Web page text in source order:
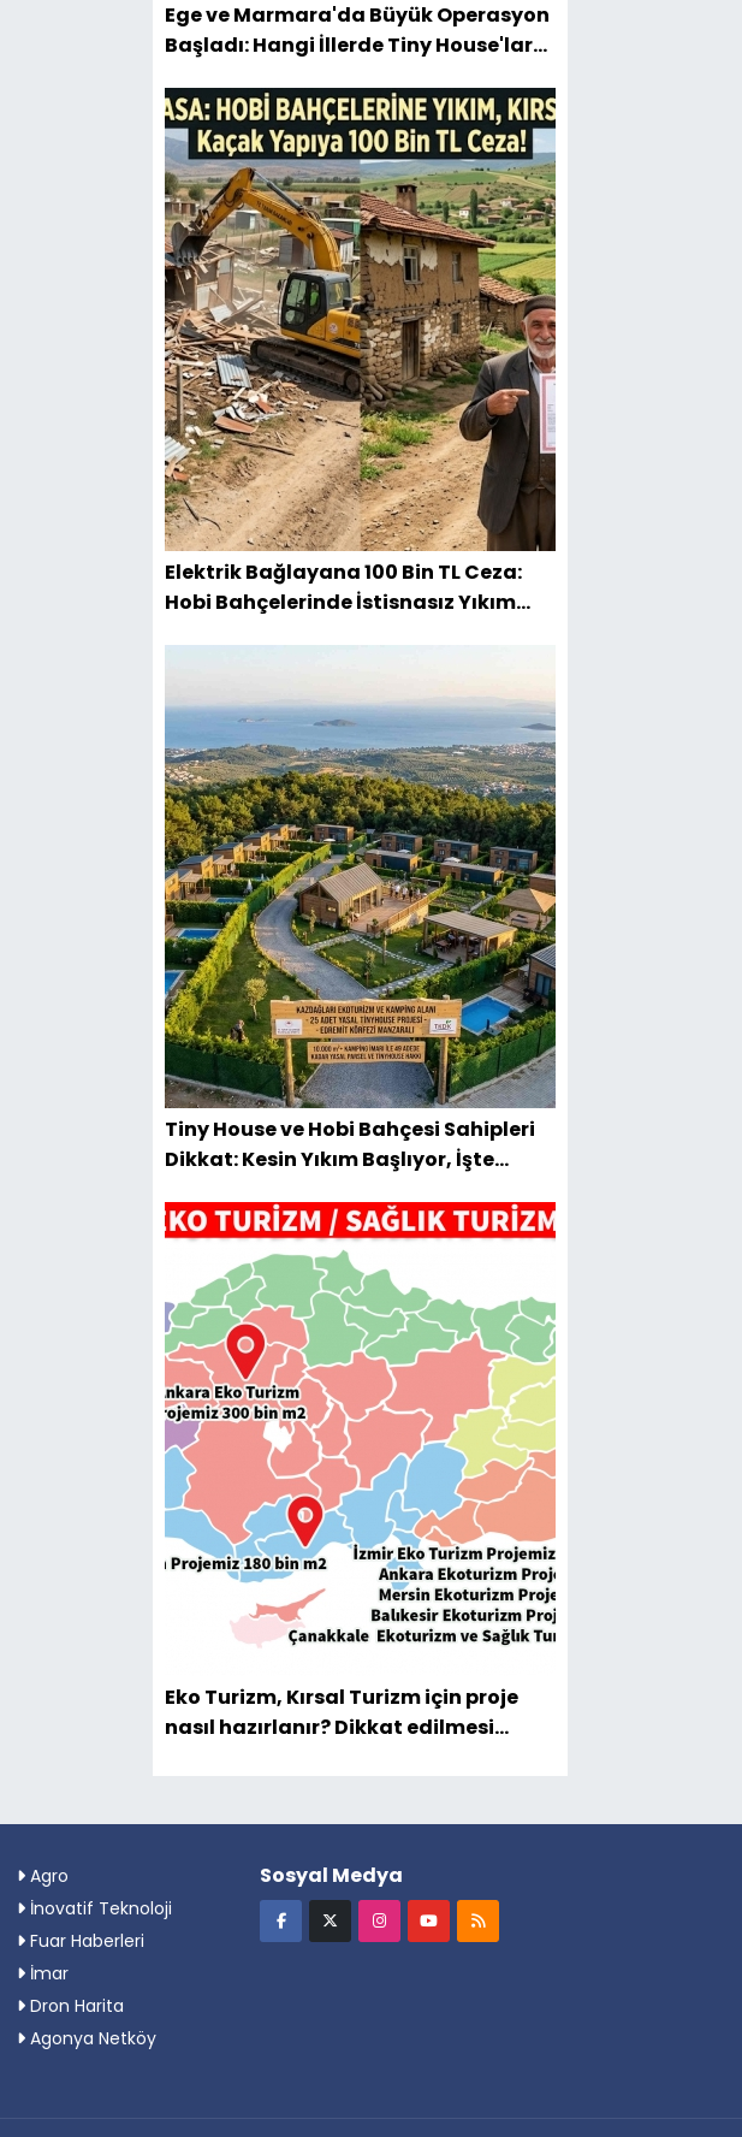
Ege ve Marmara'da Büyük Operasyon
Başladı: Hangi İllerde Tiny House'lar
Elektrik Bağlayana 100 Bin TL Ceza:
Hobi Bahçelerinde İstisnasız Yıkım
Tiny House ve Hobi Bahçesi Sahipleri
Dikkat: Kesin Yıkım Başlıyor, İşte
Eko Turizm, Kırsal Turizm için proje
nasıl hazırlanır? Dikkat edilmesi
Agro
İnovatif Teknoloji
Fuar Haberleri
İmar
Dron Harita
Agonya Netköy
Sosyal Medya